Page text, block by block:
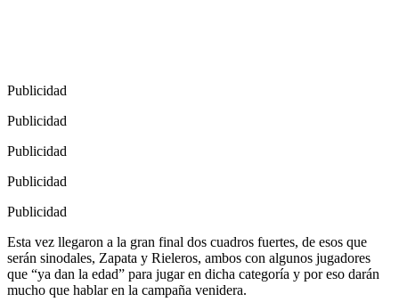
Publicidad
Publicidad
Publicidad
Publicidad
Publicidad
Esta vez llegaron a la gran final dos cuadros fuertes, de esos que
serán sinodales, Zapata y Rieleros, ambos con algunos jugadores
que “ya dan la edad” para jugar en dicha categoría y por eso darán
mucho que hablar en la campaña venidera.